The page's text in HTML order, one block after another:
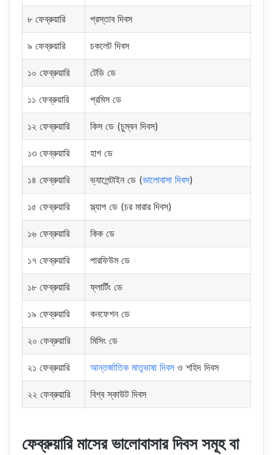
৮ ফেব্রুয়ারি প্রস্তাব দিবস
৯ ফেব্রুয়ারি চকলেট দিবস
১০ ফেব্রুয়ারি টেডি ডে
১১ ফেব্রুয়ারি প্রমিস ডে
১২ ফেব্রুয়ারি কিস ডে (চুম্বন দিবস)
১৩ ফেব্রুয়ারি হাগ ডে
১৪ ফেব্রুয়ারি ভ্যালেন্টাইন ডে (ভালোবাসা দিবস)
১৫ ফেব্রুয়ারি স্ল্যাপ ডে (চর মারার দিবস)
১৬ ফেব্রুয়ারি কিক ডে
১৭ ফেব্রুয়ারি পারফিউম ডে
১৮ ফেব্রুয়ারি ফ্লার্টিং ডে
১৯ ফেব্রুয়ারি কনফেশন ডে
২০ ফেব্রুয়ারি মিসিং ডে
২১ ফেব্রুয়ারি আন্তর্জাতিক মাতৃভাষা দিবস ও শহিদ দিবস
২২ ফেব্রুয়ারি বিশ্ব স্কাউট দিবস
ফেব্রুয়ারি মাসের ভালোবাসার দিবস সমূহ বা